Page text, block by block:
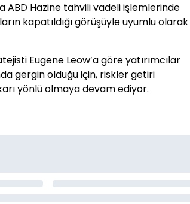
ABD Hazine tahvili vadeli işlemlerinde
kapatıldığı görüşüyle uyumlu olarak
Eugene Leow’a göre yatırımcılar
gergin olduğu için, riskler getiri
yönlü olmaya devam ediyor.